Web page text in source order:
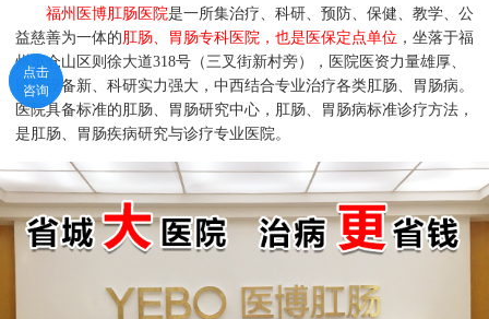
福州医博肛肠医院是一所集治疗、科研、预防、保健、教学、公
益慈善为一体的 肛肠、胃肠专科医院，也是医保定点单位 ，坐落于福
州市仓山区则徐大道318号（三叉街新村旁），医院医资力量雄厚、
诊疗设备新、科研实力强大，中西结合专业治疗各类肛肠、胃肠病。
医院具备标准的肛肠、胃肠研究中心，肛肠、胃肠病标准诊疗方法，
是肛肠、胃肠疾病研究与诊疗专业医院。
点击
咨询
点击
咨询